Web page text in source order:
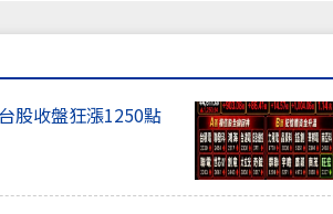
股收盤狂漲1250點